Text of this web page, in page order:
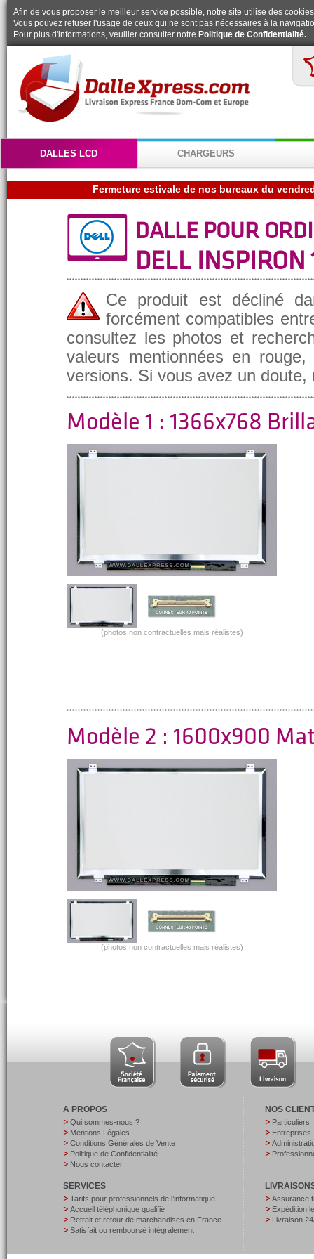
Afin de vous proposer le meilleur service possible, notre site utilise des
Vous pouvez refuser l'usage de ceux qui ne sont pas nécessaires à la
Pour plus d'informations, veuiller consulter notre Politique de Confidentialité.
DALLES LCD CHARGEURS
DALLE POUR
DELL INSPIRON
Ce produit est décliné
forcément compatibles
consultez les photos et
valeurs mentionnées en
versions. Si vous avez un
Modèle 1 : 1366x768
(photos non contractuelles mais réalistes)
Modèle 2 : 1600x900
(photos non contractuelles mais réalistes)
A PROPOS
Qui sommes-nous ?
Mentions Légales
Conditions Générales de Vente
Politique de Confidentialité
Nous contacter
SERVICES
Tarifs pour professionnels de l’informatique
Accueil téléphonique qualifié
Retrait et retour de marchandises en France
Satisfait ou remboursé intégralement
NOS
Particuliers
Entreprises
Assurance
Expédition
Livraison